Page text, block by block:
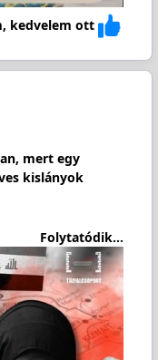
kedvelem ott
mert egy
kislányok
Folytatódik...